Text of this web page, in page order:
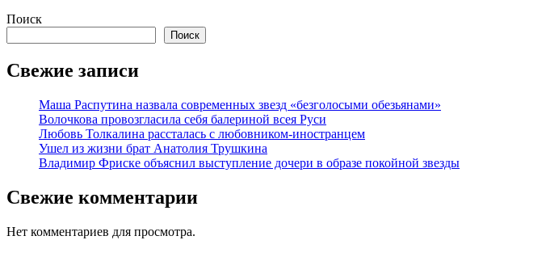
Поиск
Поиск
Свежие записи
Маша Распутина назвала современных звезд «безголосыми обезьянами»
Волочкова провозгласила себя балериной всея Руси
Любовь Толкалина рассталась с любовником-иностранцем
Ушел из жизни брат Анатолия Трушкина
Владимир Фриске объяснил выступление дочери в образе покойной звезды
Свежие комментарии
Нет комментариев для просмотра.